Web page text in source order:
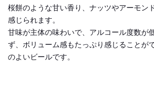
桜餅のような甘い香り、ナッツやアーモン
感じられます。
甘味が主体の味わいで、アルコール度数が
ず、ボリューム感もたっぷり感じることが
のよいビールです。